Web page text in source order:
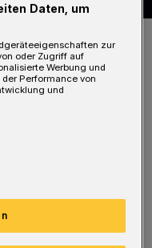
über einer
Ich war
Daten, um
zur
oder Zugriff auf
Werbung und
Performance von
und